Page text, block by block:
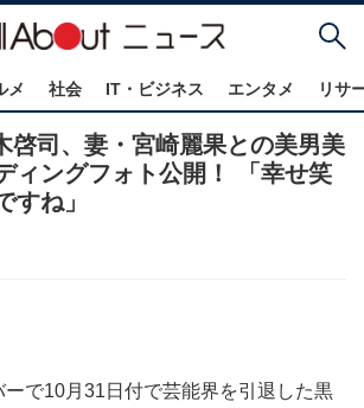
メ 社会 IT・ビジネス エンタメ リサ
啓司、妻・宮崎麗果との美男美
ィングフォト公開！ 「幸せ笑
すね︎」
ーで10月31日付で芸能界を引退した黒